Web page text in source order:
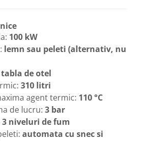
100 kW
lemn sau peleti (alternativ, nu
tabla de otel
310 litri
agent termic: 110 °C
de lucru: 3 bar
niveluri de fum
automata cu snec si